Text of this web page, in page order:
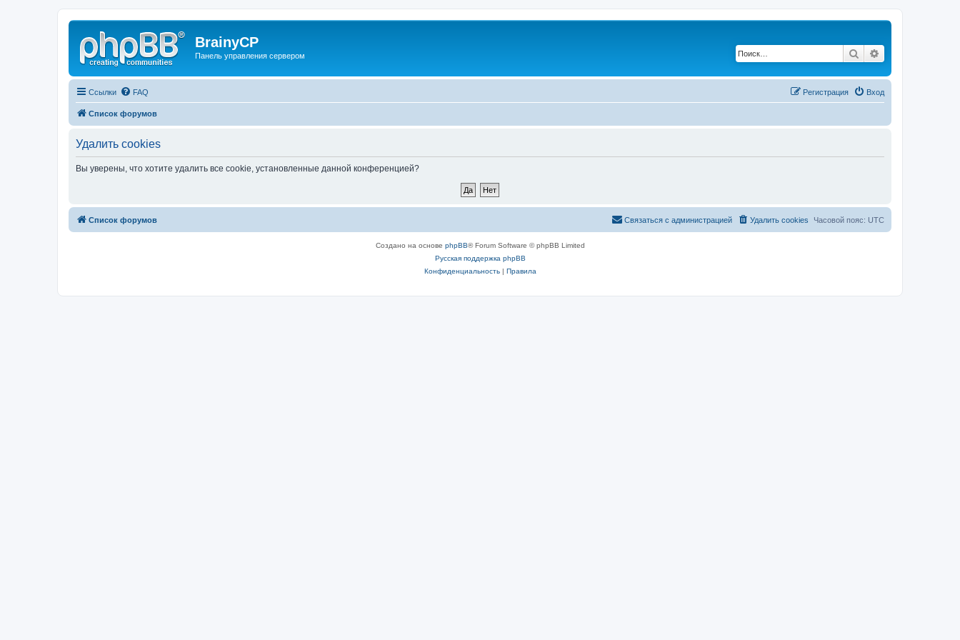
BrainyCP
Панель управления сервером Поиск
Ссылки FAQ Вход
Регистрация
Список форумов
Удалить cookies
Вы уверены, что хотите удалить все cookie, установленные данной конференцией?
Список форумов Часовой пояс: UTC
Удалить cookies
Связаться с администрацией
Создано на основе phpBB® Forum Software © phpBB Limited
Русская поддержка phpBB
Конфиденциальность| Правила